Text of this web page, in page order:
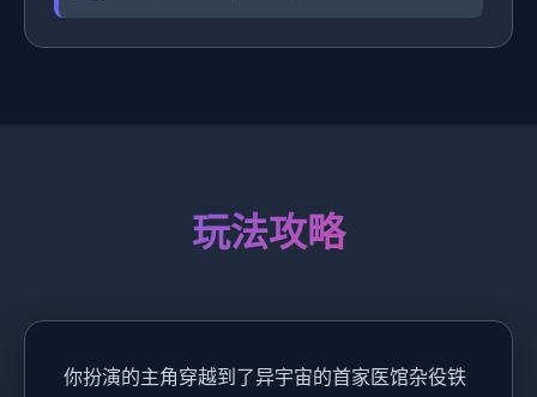
玩法攻略
你扮演的主角穿越到了异宇宙的首家医馆杂役铁